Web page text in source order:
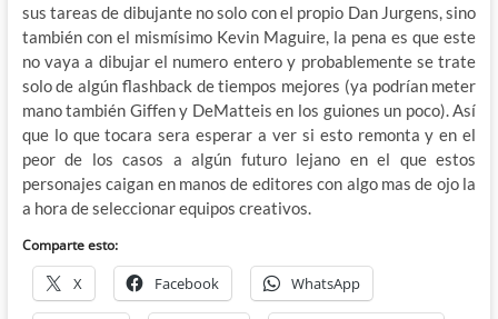
sus tareas de dibujante no solo con el propio Dan Jurgens, sino
también con el mismísimo Kevin Maguire, la pena es que este
no vaya a dibujar el numero entero y probablemente se trate
solo de algún flashback de tiempos mejores (ya podrían meter
mano también Giffen y DeMatteis en los guiones un poco). Así
que lo que tocara sera esperar a ver si esto remonta y en el
peor de los casos a algún futuro lejano en el que estos
personajes caigan en manos de editores con algo mas de ojo la
a hora de seleccionar equipos creativos.
Comparte esto:
X Facebook WhatsApp